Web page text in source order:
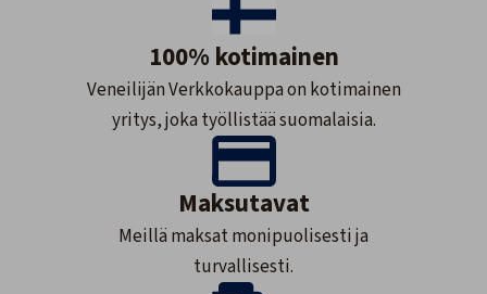
100% kotimainen
Veneilijän Verkkokauppa on kotimainen
yritys, joka työllistää suomalaisia.
Maksutavat
Meillä maksat monipuolisesti ja
turvallisesti.